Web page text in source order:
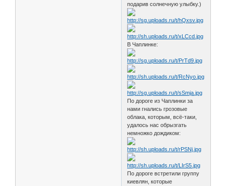
подарив солнечную улыбку.)
В Чаплинке:
По дороге из Чаплинки за
нами гнались грозовые
облака, которым, всё-таки,
удалось нас обрызгать
немножко дождиком:
По дороге встретили группу
киевлян, которые